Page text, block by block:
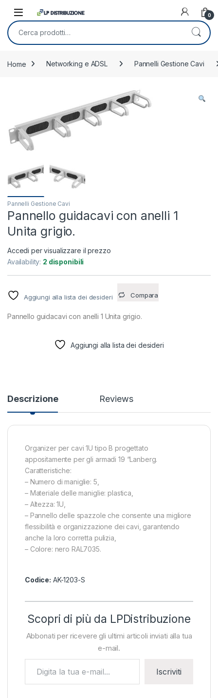
0
Cerca:
Home Networking e ADSL Pannelli Gestione Cavi
Pannelli Gestione Cavi
Pannello guidacavi con anelli 1
Unita grigio.
Accedi per visualizzare il prezzo
Availability: 2 disponibili
Aggiungi alla lista dei desideri Compara
Pannello guidacavi con anelli 1 Unita grigio.
Aggiungi alla lista dei desideri
Descrizione Reviews
Organizer per cavi 1U tipo B progettato
appositamente per gli armadi 19 “Lanberg.
Caratteristiche:
– Numero di maniglie: 5,
– Materiale delle maniglie: plastica,
– Altezza: 1U,
– Pannello delle spazzole che consente una migliore
flessibilità e organizzazione dei cavi, garantendo
anche la loro corretta pulizia,
– Colore: nero RAL7035.
Codice: AK-1203-S
Scopri di più da LPDistribuzione
Abbonati per ricevere gli ultimi articoli inviati alla tua
e-mail.
Iscriviti